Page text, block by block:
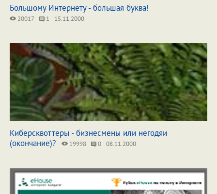
Большому Интернету - большая буква!
20017 1 15.11.2000
Киберсквоттеры - бизнесмены или негодяи
(окончание)?
19998 0 08.11.2000